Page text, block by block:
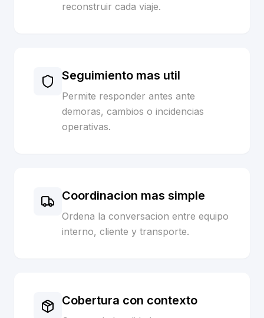
reconstruir cada viaje.
Seguimiento mas util
Permite responder antes ante
demoras, cambios o incidencias
operativas.
Coordinacion mas simple
Ordena la conversacion entre equipo
interno, cliente y transporte.
Cobertura con contexto